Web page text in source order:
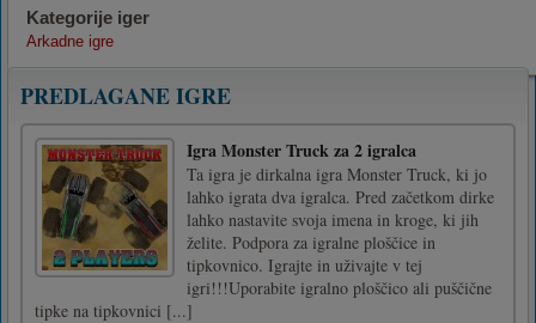
Kategorije iger
Arkadne igre
PREDLAGANE IGRE
Igra Monster Truck za 2 igralca
Ta igra je dirkalna igra Monster Truck, ki jo
lahko igrata dva igralca. Pred začetkom dirke
lahko nastavite svoja imena in kroge, ki jih
želite. Podpora za igralne ploščice in
tipkovnico. Igrajte in uživajte v tej
igri!!!Uporabite igralno ploščico ali puščične
tipke na tipkovnici [...]